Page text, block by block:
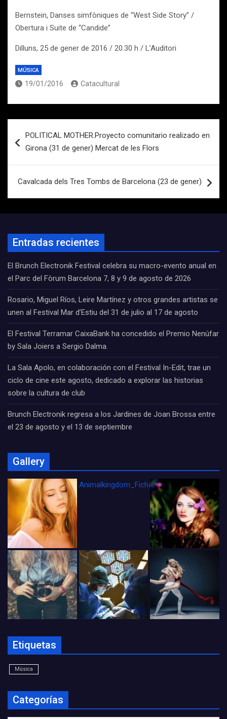
Bernstein, Danses simfòniques de “West Side Story” /
Obertura i Suite de “Candide”
Dilluns, 25 de gener de 2016 / 20.30 h / L’Auditori
MÚSICA
19/01/2016 Catacultural
de
POLITICAL MOTHER.Proyecto comunitario realizado en
Girona (31 de gener) Mercat de les Flors
Cavalcada dels Tres Tombs de Barcelona (23 de gener)
Entradas recientes
El Brunch Electronik Festival celebra su macro-evento anual en
el Parc del Fòrum Barcelona 7, 8 y 9 de agosto de 2026
Rosario, Miguel Ríos, Leire Martínez y otros grandes artistas se
unen al Festival Mar d’Estiu del 31 de julio al 17 de agosto
El Festival Terramar CaixaBank ha concedido el Premio Nenúfar
by Sala Joiers a Sergio Dalma.
La Sala Apolo, en colaboración con el Festival In-Edit, trae un
ciclo de cine este agosto, dedicado a explorar las historias
sobre la cultura de club
Brunch Electronik regresa a los Jardines de Joan Brossa entre
el 23 de agosto y el 13 de septiembre
Gallery
Animalkingdom_FichaCine
Etiquetas
Música
Categorías